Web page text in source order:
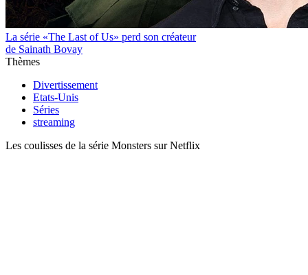
La série «The Last of Us» perd son créateur
de Sainath Bovay
Thèmes
Divertissement
Etats-Unis
Séries
streaming
Les coulisses de la série Monsters sur Netflix